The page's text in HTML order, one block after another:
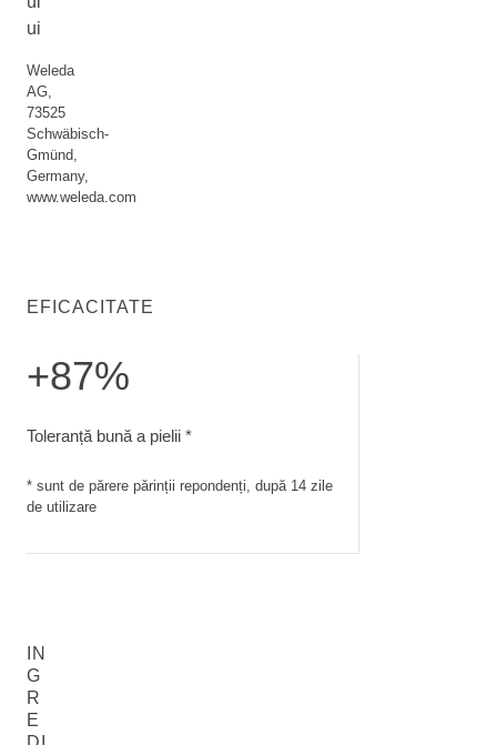
ui
Weleda
AG,
73525
Schwäbisch-
Gmünd,
Germany,
www.weleda.com
EFICACITATE
+87%
Toleranță bună a pielii *
* sunt de părere părinții repondenți, după 14 zile
de utilizare
IN
G
R
E